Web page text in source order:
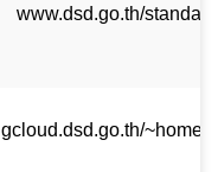
www.dsd.go.th/standard
gcloud.dsd.go.th/